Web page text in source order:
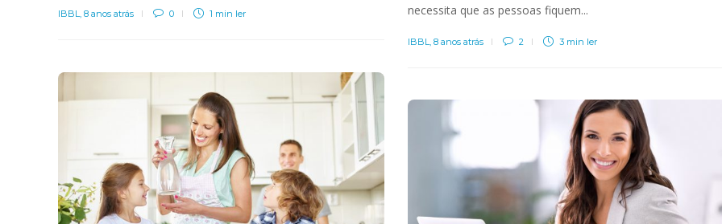
IBBL 8 anos atrás 0 1 min ler
necessita que as pessoas fiquem...
IBBL 8 anos atrás 2 3 min ler